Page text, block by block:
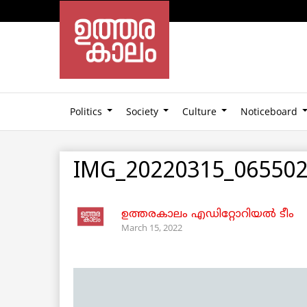
Politics Society Culture Noticeboard
ഉത്തരകാലം എഡിറ്റോറിയല്‍ ടീം
March 15, 2022